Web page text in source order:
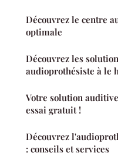
Découvrez le centre
optimale
Découvrez les
audioprothésiste à le
Votre solution
essai gratuit !
Découvrez
: conseils et services